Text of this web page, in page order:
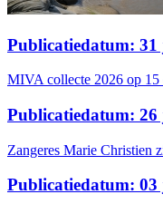
Publicatiedatum: 31
MIVA collecte 2026 op 15
Publicatiedatum: 26
Zangeres Marie Christien
Publicatiedatum: 03